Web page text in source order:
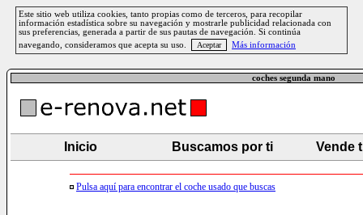
Este sitio web utiliza cookies, tanto propias como de terceros, para recopilar
información estadística sobre su navegación y mostrarle publicidad relacionada con
sus preferencias, generada a partir de sus pautas de navegación. Si continúa
navegando, consideramos que acepta su uso.
Más información
coches segunda mano
Inicio Buscamos por ti Vende
Pulsa aquí para encontrar el coche usado que buscas